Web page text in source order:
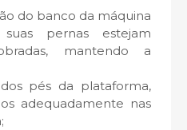
do banco da máquina
pernas estejam
mantendo a
pés da plataforma,
adequadamente nas